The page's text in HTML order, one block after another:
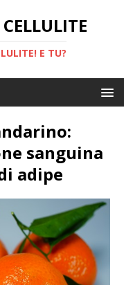
E TU?
sanguina
adipe